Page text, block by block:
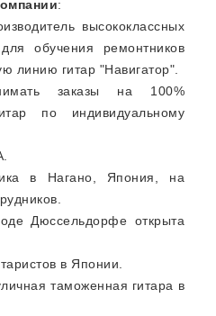
:
высококлассных
обучения ремонтников
линию гитар "Навигатор".
заказы на 100%
по индивидуальному
в Нагано, Япония, на
Дюссельдорфе открыта
в Японии.
таможенная гитара в